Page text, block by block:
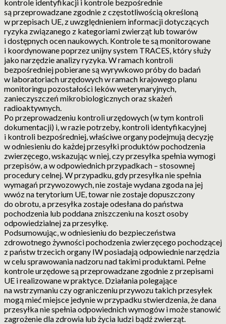
kontrole identyfikacji i kontrole bezpośrednie
są przeprowadzane zgodnie z częstotliwością określoną
w przepisach UE, z uwzględnieniem informacji dotyczących
ryzyka związanego z kategoriami zwierząt lub towarów
i dostępnych ocen naukowych. Kontrole te są monitorowane
i koordynowane poprzez unijny system TRACES, który służy
jako narzędzie analizy ryzyka. W ramach kontroli
bezpośredniej pobierane są wyrywkowo próby do badań
w laboratoriach urzędowych w ramach krajowego planu
monitoringu pozostałości leków weterynaryjnych,
zanieczyszczeń mikrobiologicznych oraz skażeń
radioaktywnych.
Po przeprowadzeniu kontroli urzędowych (w tym kontroli
dokumentacji) i, w razie potrzeby, kontroli identyfikacyjnej
i kontroli bezpośredniej, właściwe organy podejmują decyzję
w odniesieniu do każdej przesyłki produktów pochodzenia
zwierzęcego, wskazując w niej, czy przesyłka spełnia wymogi
przepisów, a w odpowiednich przypadkach – stosownej
procedury celnej. W przypadku, gdy przesyłka nie spełnia
wymagań przywozowych, nie zostaje wydana zgoda na jej
wwóz na terytorium UE, towar nie zostaje dopuszczony
do obrotu, a przesyłka zostaje odesłana do państwa
pochodzenia lub poddana zniszczeniu na koszt osoby
odpowiedzialnej za przesyłkę.
Podsumowując, w odniesieniu do bezpieczeństwa
zdrowotnego żywności pochodzenia zwierzęcego pochodzącej
z państw trzecich organy IW posiadają odpowiednie narzędzia
w celu sprawowania nadzoru nad takimi produktami. Pełne
kontrole urzędowe są przeprowadzane zgodnie z przepisami
UE i realizowane w praktyce. Działania polegające
na wstrzymaniu czy ograniczeniu przywozu takich przesyłek
mogą mieć miejsce jedynie w przypadku stwierdzenia, że dana
przesyłka nie spełnia odpowiednich wymogów i może stanowić
zagrożenie dla zdrowia lub życia ludzi bądź zwierząt.